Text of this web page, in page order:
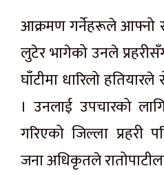
आक्रमण गर्नेहरूले आफ्नो
लुटेर भागेको उनले
घाँटीमा धारिलो
। उनलाई उपचारको
गरिएको जिल्ला प्रहरी
जना अधिकृतले